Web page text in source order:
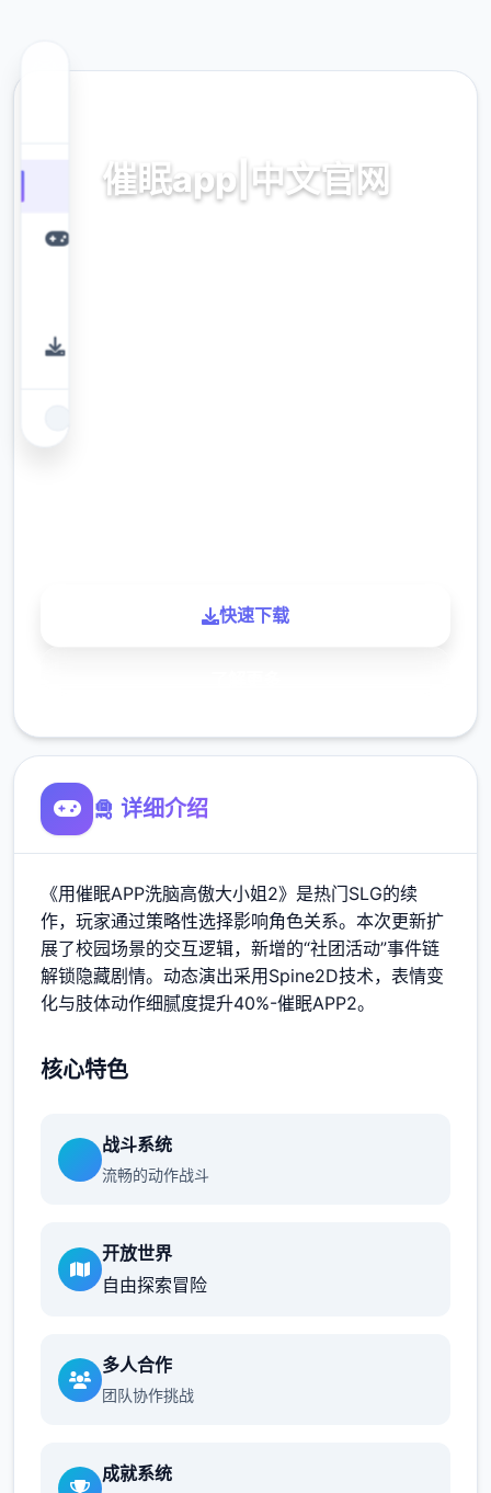
催眠app|中文官网
快速下载
🛅 详细介绍
《用催眠APP洗脑高傲大小姐2》是热门SLG的续
作，玩家通过策略性选择影响角色关系。本次更新扩
展了校园场景的交互逻辑，新增的“社团活动”事件链
解锁隐藏剧情。动态演出采用Spine2D技术，表情变
化与肢体动作细腻度提升40%-催眠APP2。
核心特色
战斗系统
流畅的动作战斗
开放世界
自由探索冒险
多人合作
团队协作挑战
成就系统